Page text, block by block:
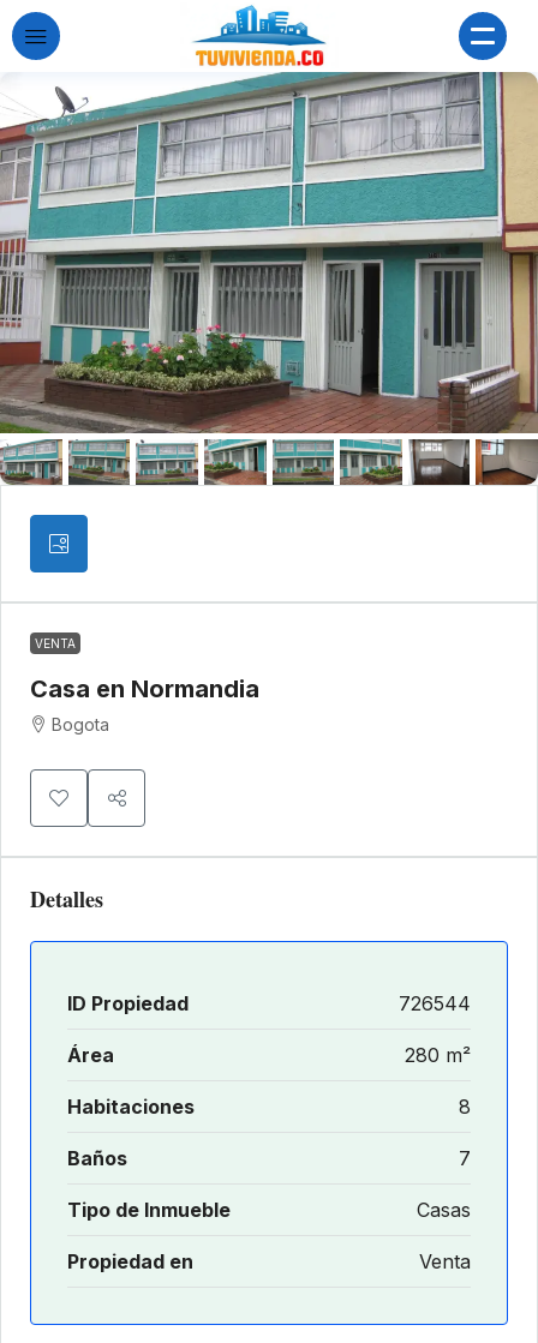
VENTA
Casa en Normandia
Bogota
Detalles
ID Propiedad 726544
Área 280 m²
Habitaciones 8
Baños 7
Tipo de Inmueble Casas
Propiedad en Venta